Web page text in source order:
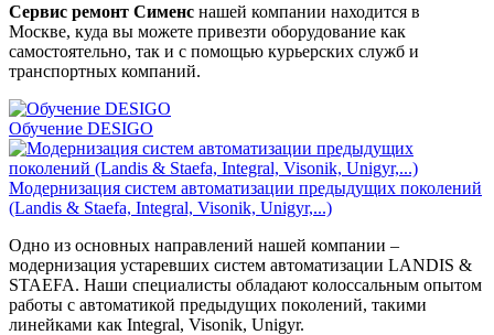
Сервис ремонт Сименс нашей компании находится в
Москве, куда вы можете привезти оборудование как
самостоятельно, так и с помощью курьерских служб и
транспортных компаний.
Обучение DESIGO
Модернизация систем автоматизации предыдущих поколений
(Landis & Staefa, Integral, Visonik, Unigyr,...)
Одно из основных направлений нашей компании –
модернизация устаревших систем автоматизации LANDIS &
STAEFA. Наши специалисты обладают колоссальным опытом
работы с автоматикой предыдущих поколений, такими
линейками как Integral, Visonik, Unigyr.